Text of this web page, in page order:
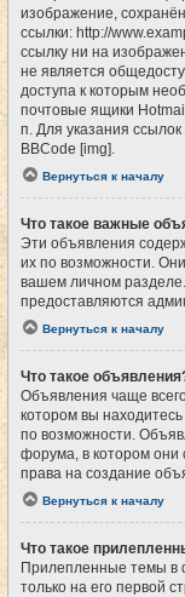
изображение,
ссылки: http://
ссылку ни на
не является
доступа к которым
почтовые ящики
п. Для указания
BBCode [img].
Вернуться к началу
Что такое важные
Эти объявления
их по возможности.
вашем личном
предоставляются
Вернуться к началу
Что такое
Объявления чаще
котором вы
по возможности.
форума, в котором они
права на создание
Вернуться к началу
Что такое
Прилепленные темы в
только на его первой